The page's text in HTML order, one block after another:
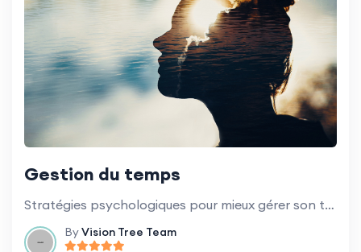
Gestion du temps
Stratégies psychologiques pour mieux gérer son temps.
ByVision Tree Team